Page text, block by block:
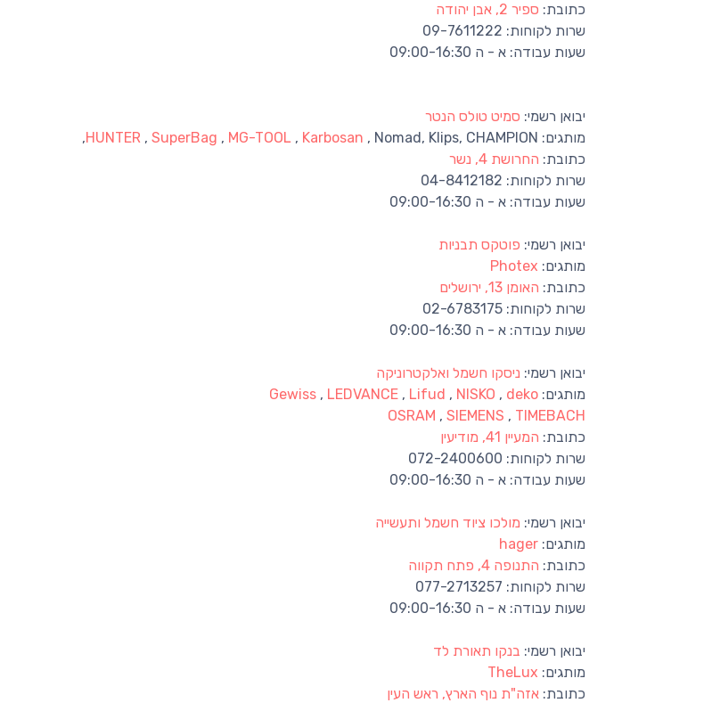
כתובת: ספיר 2, אבן יהודה
שרות לקוחות:
שעות עבודה: א - ה 09:00-16:30
יבואן רשמי: סמיט טולס הנטר
מותגים:
HUNTER , SuperBag , MG-TOOL , Karbosan , Nomad, Klips, CHAMPION,
כתובת: החרושת 4, נשר
שרות לקוחות:
שעות עבודה: א - ה 09:00-16:30
יבואן רשמי: פוטקס תבניות
מותגים: Photex
כתובת: האומן 13, ירושלים
שרות לקוחות:
שעות עבודה: א - ה 09:00-16:30
יבואן רשמי: ניסקו חשמל ואלקטרוניקה
מותגים:
Gewiss , LEDVANCE , Lifud , NISKO , deko
OSRAM , SIEMENS , TIMEBACH
כתובת: המעיין 41, מודיעין
שרות לקוחות:
שעות עבודה: א - ה 09:00-16:30
יבואן רשמי: מולכו ציוד חשמל ותעשייה
מותגים: hager
כתובת: התנופה 4, פתח תקווה
שרות לקוחות:
שעות עבודה: א - ה 09:00-16:30
יבואן רשמי: בנקו תאורת לד
מותגים: TheLux
כתובת: אזה"ת נוף הארץ, ראש העין